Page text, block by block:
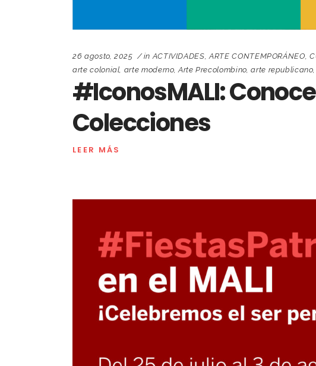
26 agosto, 2025 in ACTIVIDADES ,ARTE CONTEMPORÁNEO ,
arte colonial arte moderno, Arte Precolombino,arte republicano,
#IconosMALI:
Colecciones
LEER MÁS